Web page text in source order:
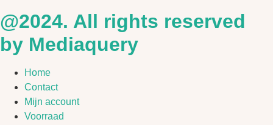
@2024. All rights reserved
by Mediaquery
Home
Contact
Mijn account
Voorraad